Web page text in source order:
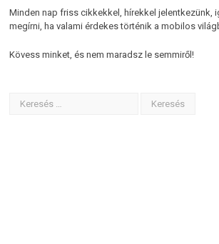
Minden nap friss cikkekkel, hírekkel jelentkezünk,
megírni, ha valami érdekes történik a mobilos
Kövess minket, és nem maradsz le semmiről!